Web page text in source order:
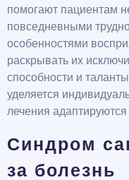
помогают пациентам
повседневными
особенностями
раскрывать их
способности и
уделяется
лечения
Синдром
за болезнь